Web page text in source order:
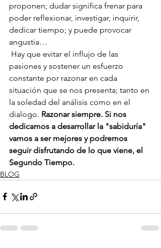
proponen; dudar significa frenar para
poder reflexionar, investigar, inquirir,
dedicar tiempo; y puede provocar
angustia…
pasiones y sostener un esfuerzo
constante por razonar en cada
situación que se nos presenta; tanto en
la soledad del análisis como en el
dialogo. Razonar siempre. Si nos
dedicamos a desarrollar la "sabiduría"
vamos a ser mejores y podremos
seguir disfrutando de lo que viene, el
Segundo Tiempo.
BLOG